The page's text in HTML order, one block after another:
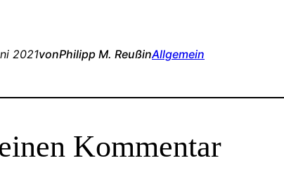
2021vonPhilipp M. ReußinAllgemein
Kommentar